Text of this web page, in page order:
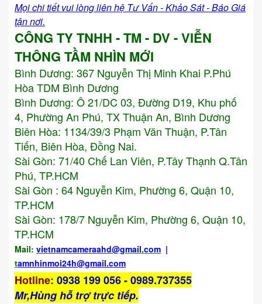
Mọi chi tiết vui lòng liên hệ Tư Vấn - Khảo Sát - Báo Giá
tận nơi.
CÔNG TY TNHH - TM - DV - VIỄN
THÔNG TẦM NHÌN MỚI
Bình Dương: 367 Nguyễn Thị Minh Khai P.Phú
Hòa TDM Bình Dương
Bình Dương: Ô 21/DC 03, Đường D19, Khu phố
4, Phường An Phú, TX Thuận An, Bình Dương
Biên Hòa: 1134/39/3 Phạm Văn Thuận, P.Tân
Tiến, Biên Hòa, Đồng Nai.
Sài Gòn: 71/40 Chế Lan Viên, P.Tây Thạnh Q.Tân
Phú, TP.HCM
Sài Gòn : 64 Nguyễn Kim, Phường 6, Quận 10,
TP.HCM
Sài Gòn: 178/7 Nguyễn Kim, Phường 6, Quận 10,
TP.HCM
Mail: vietnamcameraahd@gmail.com |
tamnhinmoi24h@gmail.com
Hotline: 0938 199 056 - 0989.737355
Mr,Hùng hỗ trợ trực tiếp.